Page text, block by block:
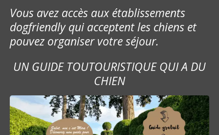
Vous avez accès aux établissements
dogfriendly qui acceptent les chiens et
pouvez organiser votre séjour.
UN GUIDE TOUTOURISTIQUE QUI A DU
CHIEN